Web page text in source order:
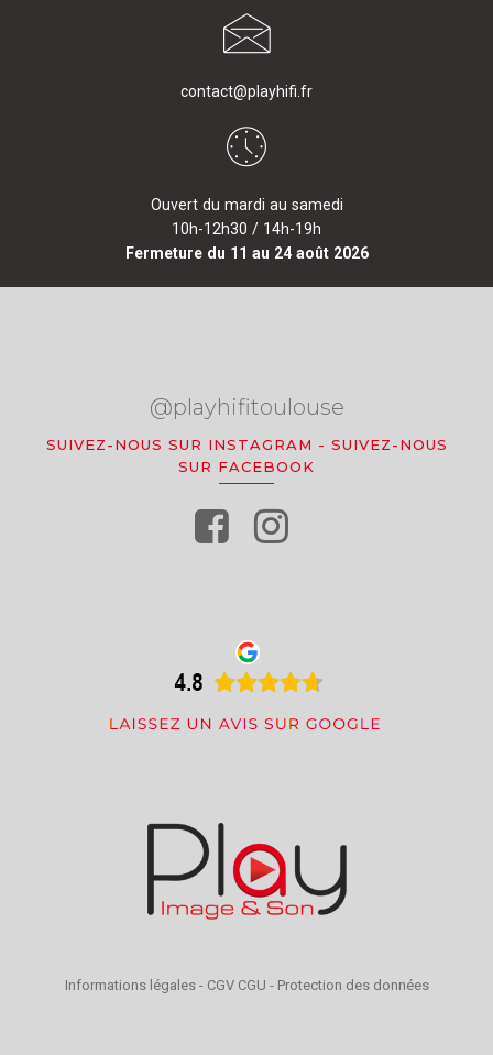
contact@playhifi.fr
Ouvert du mardi au samedi
10h-12h30 / 14h-19h
Fermeture du 11 au 24 août 2026
@playhifitoulouse
SUIVEZ-NOUS SUR INSTAGRAM - SUIVEZ-NOUS
SUR FACEBOOK
Informations légales- CGV CGU - Protection des données